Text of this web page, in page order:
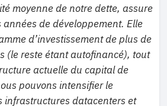
moyenne de notre dette, assure
de développement. Elle
d’investissement de plus de
(le reste étant autofinancé), tout
actuelle du capital de
pouvons intensifier le
infrastructures datacenters et